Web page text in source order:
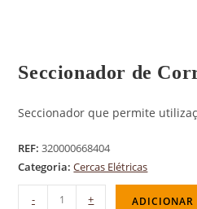
Seccionador de
Seccionador que permite
REF:320000668404
Categoria:Cercas Elétricas
- + ADICIONAR